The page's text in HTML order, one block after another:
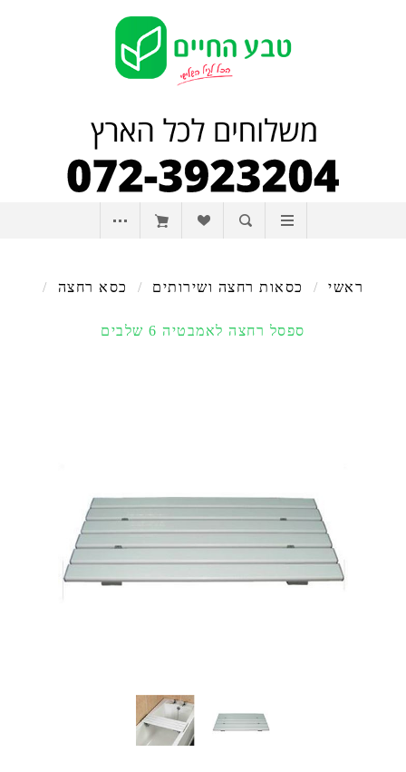
ראשי / כסאות רחצה ושירותים / כסא רחצה /
ספסל רחצה לאמבטיה 6 שלבים